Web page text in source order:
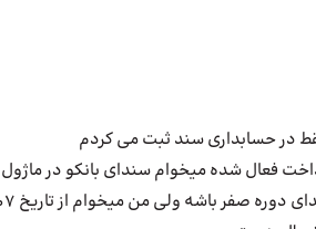
در حسابداری سند ثبت می کردم
فعال شده میخوام سندای بانکو در